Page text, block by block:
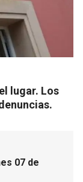
lugar. Los
07 de